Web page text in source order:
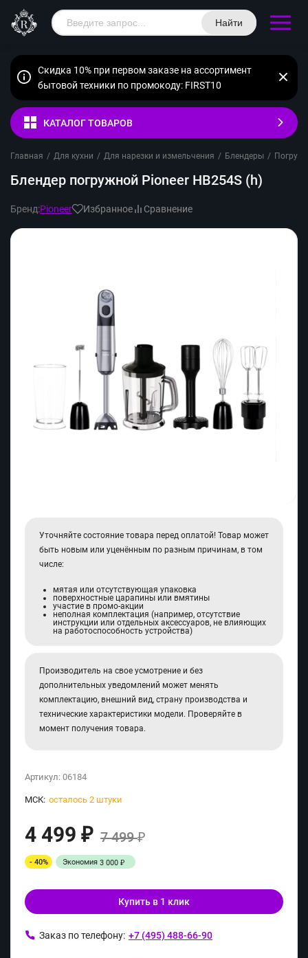
Найти
Скидка 10% при первом заказе на ассортимент
бытовой техники по промокоду: FIRST10
КАТАЛОГ ТОВАРОВ
Главная / Для кухни / Для нарезки и измельчения / Блендеры /
Блендер погружной Pioneer HB254S (h)
Бренд:Pioneer Избранное Сравнение
Уточняйте состояние товара перед оплатой! Товар может
быть новым или уценённым по разным причинам, в том
числе:
мятая или отсутствующая упаковка
поверхностные царапины или вмятины
участие в промо-акции
неполная комплектация (например, отсутствие
инструкции или отдельных аксессуаров, не влияющих
на работоспособность устройства)
Производитель на свое усмотрение и без
дополнительных уведомлений может менять
комплектацию, внешний вид, страну производства и
технические характеристики модели. Проверяйте в
момент получения товара.
Артикул: 06184
МСК: осталось 2 штуки
4 499 ₽ 7 499₽
- 40% Экономия 3 000 ₽
Купить в 1 клик
Заказ по телефону: +7 (495) 488-66-90